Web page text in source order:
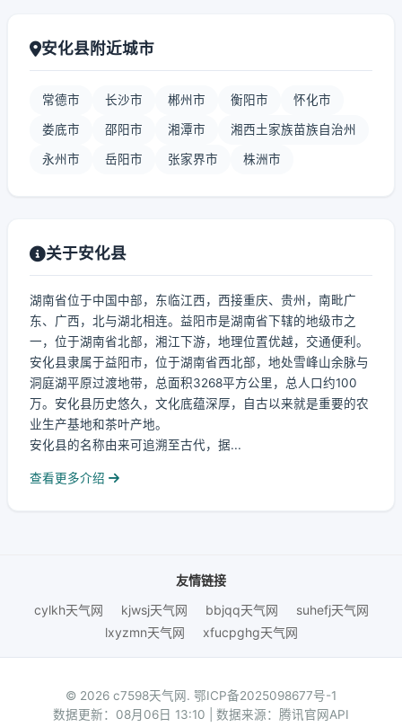
安化县附近城市
常德市 长沙市 郴州市 衡阳市 怀化市
娄底市 邵阳市 湘潭市 湘西土家族苗族自治州
永州市 岳阳市 张家界市 株洲市
关于安化县
湖南省位于中国中部，东临江西，西接重庆、贵州，南毗广
东、广西，北与湖北相连。益阳市是湖南省下辖的地级市之
一，位于湖南省北部，湘江下游，地理位置优越，交通便利。
安化县隶属于益阳市，位于湖南省西北部，地处雪峰山余脉与
洞庭湖平原过渡地带，总面积3268平方公里，总人口约100
万。安化县历史悠久，文化底蕴深厚，自古以来就是重要的农
业生产基地和茶叶产地。
安化县的名称由来可追溯至古代，据...
查看更多介绍
友情链接
cylkh天气网
kjwsj天气网 bbjqq天气网
suhefj天气网
lxyzmn天气网
xfucpghg天气网
© 2026 c7598天气网. 鄂ICP备2025098677号-1
数据更新：08月06日 13:10 | 数据来源：腾讯官网API